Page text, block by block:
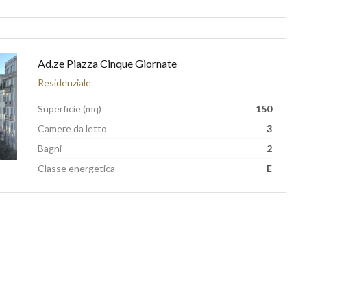
Ad.ze Piazza Cinque Giornate
Residenziale
Superficie (mq)
150
Camere da letto
3
Bagni
2
Classe energetica
E